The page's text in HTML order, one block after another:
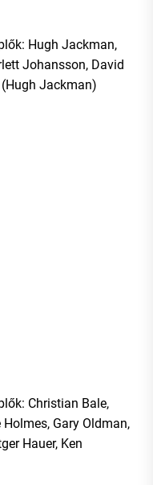
Hugh Jackman,
Johansson, David
(Hugh Jackman)
Christian Bale,
Gary Oldman,
Hauer, Ken